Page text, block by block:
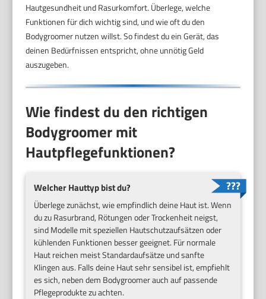
Hautgesundheit und Rasurkomfort. Überlege, welche
Funktionen für dich wichtig sind, und wie oft du den
Bodygroomer nutzen willst. So findest du ein Gerät, das
deinen Bedürfnissen entspricht, ohne unnötig Geld
auszugeben.
Wie findest du den richtigen
Bodygroomer mit
Hautpflegefunktionen?
Welcher Hauttyp bist du?
Überlege zunächst, wie empfindlich deine Haut ist. Wenn
du zu Rasurbrand, Rötungen oder Trockenheit neigst,
sind Modelle mit speziellen Hautschutzaufsätzen oder
kühlenden Funktionen besser geeignet. Für normale
Haut reichen meist Standardaufsätze und sanfte
Klingen aus. Falls deine Haut sehr sensibel ist, empfiehlt
es sich, neben dem Bodygroomer auch auf passende
Pflegeprodukte zu achten.